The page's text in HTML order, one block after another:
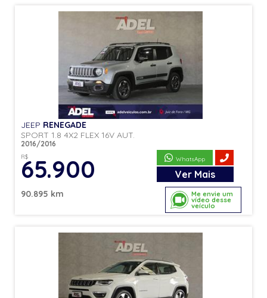
Me envie um
vídeo desse
veículo
JEEP RENEGADE
SPORT 1.8 4X2 FLEX 16V AUT.
2016/2016
R$
65.900 WhatsApp
Ver Mais
90.895 km